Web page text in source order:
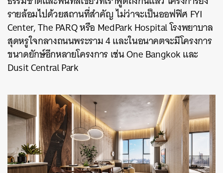
รายล้อมไปด้วยสถานที่สำคัญ ไม่ว่าจะเป็นออฟฟิศ FYI
Center, The PARQ หรือ MedPark Hospital โรงพยาบาล
สุดหรูใจกลางถนนพระราม 4 และในอนาคตจะมีโครงการ
ขนาดยักษ์อีกหลายโครงการ เช่น One Bangkok และ
Dusit Central Park